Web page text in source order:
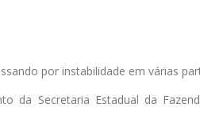
por instabilidade em várias
da Secretaria Estadual da